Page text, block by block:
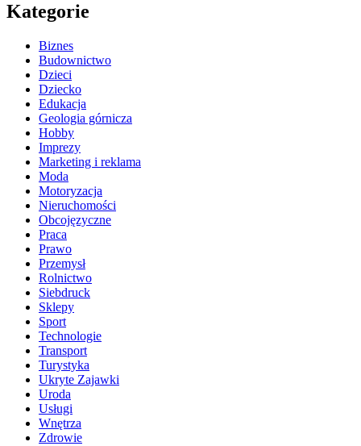
Kategorie
Biznes
Budownictwo
Dzieci
Dziecko
Edukacja
Geologia górnicza
Hobby
Imprezy
Marketing i reklama
Moda
Motoryzacja
Nieruchomości
Obcojęzyczne
Praca
Prawo
Przemysł
Rolnictwo
Siebdruck
Sklepy
Sport
Technologie
Transport
Turystyka
Ukryte Zajawki
Uroda
Usługi
Wnętrza
Zdrowie